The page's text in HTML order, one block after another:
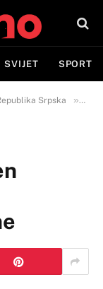
SVIJET SPORT
Srpska »